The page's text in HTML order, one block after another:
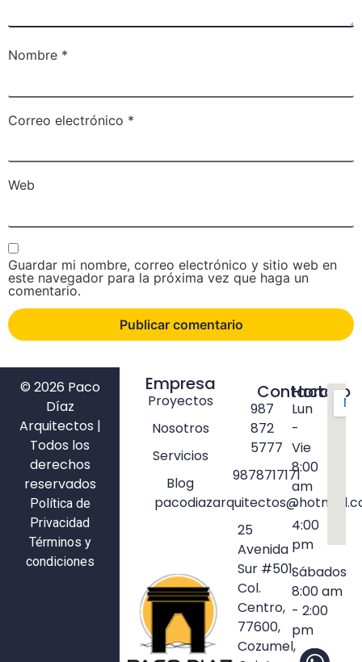
Nombre *
Correo electrónico *
Web
Guardar mi nombre, correo electrónico y sitio web en
este navegador para la próxima vez que haga un
comentario.
Contacto
987
872
5777
9878717171
25
Avenida
Sur #501,
Col.
Centro,
77600,
Cozumel,
Horario
Lun
-
Vie
8:00
am
-
4:00
pm
Sábados
8:00 am
- 2:00
pm
Empresa
Proyectos
Nosotros
Servicios
Blog
© 2026 Paco
Díaz
Arquitectos |
Todos los
derechos
reservados
Política de
Privacidad
Términos y
condiciones